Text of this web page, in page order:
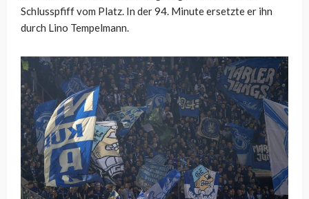
Schlusspfiff vom Platz. In der 94. Minute ersetzte er ihn
durch Lino Tempelmann.